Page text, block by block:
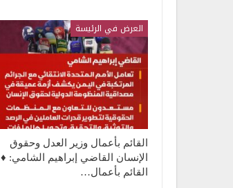
العرض في الرئيسة
القائم بأعمال وزير العدل وحقوق
الإنسان القاضي إبراهيم الشامي: ♦️
القائم بأعمال…